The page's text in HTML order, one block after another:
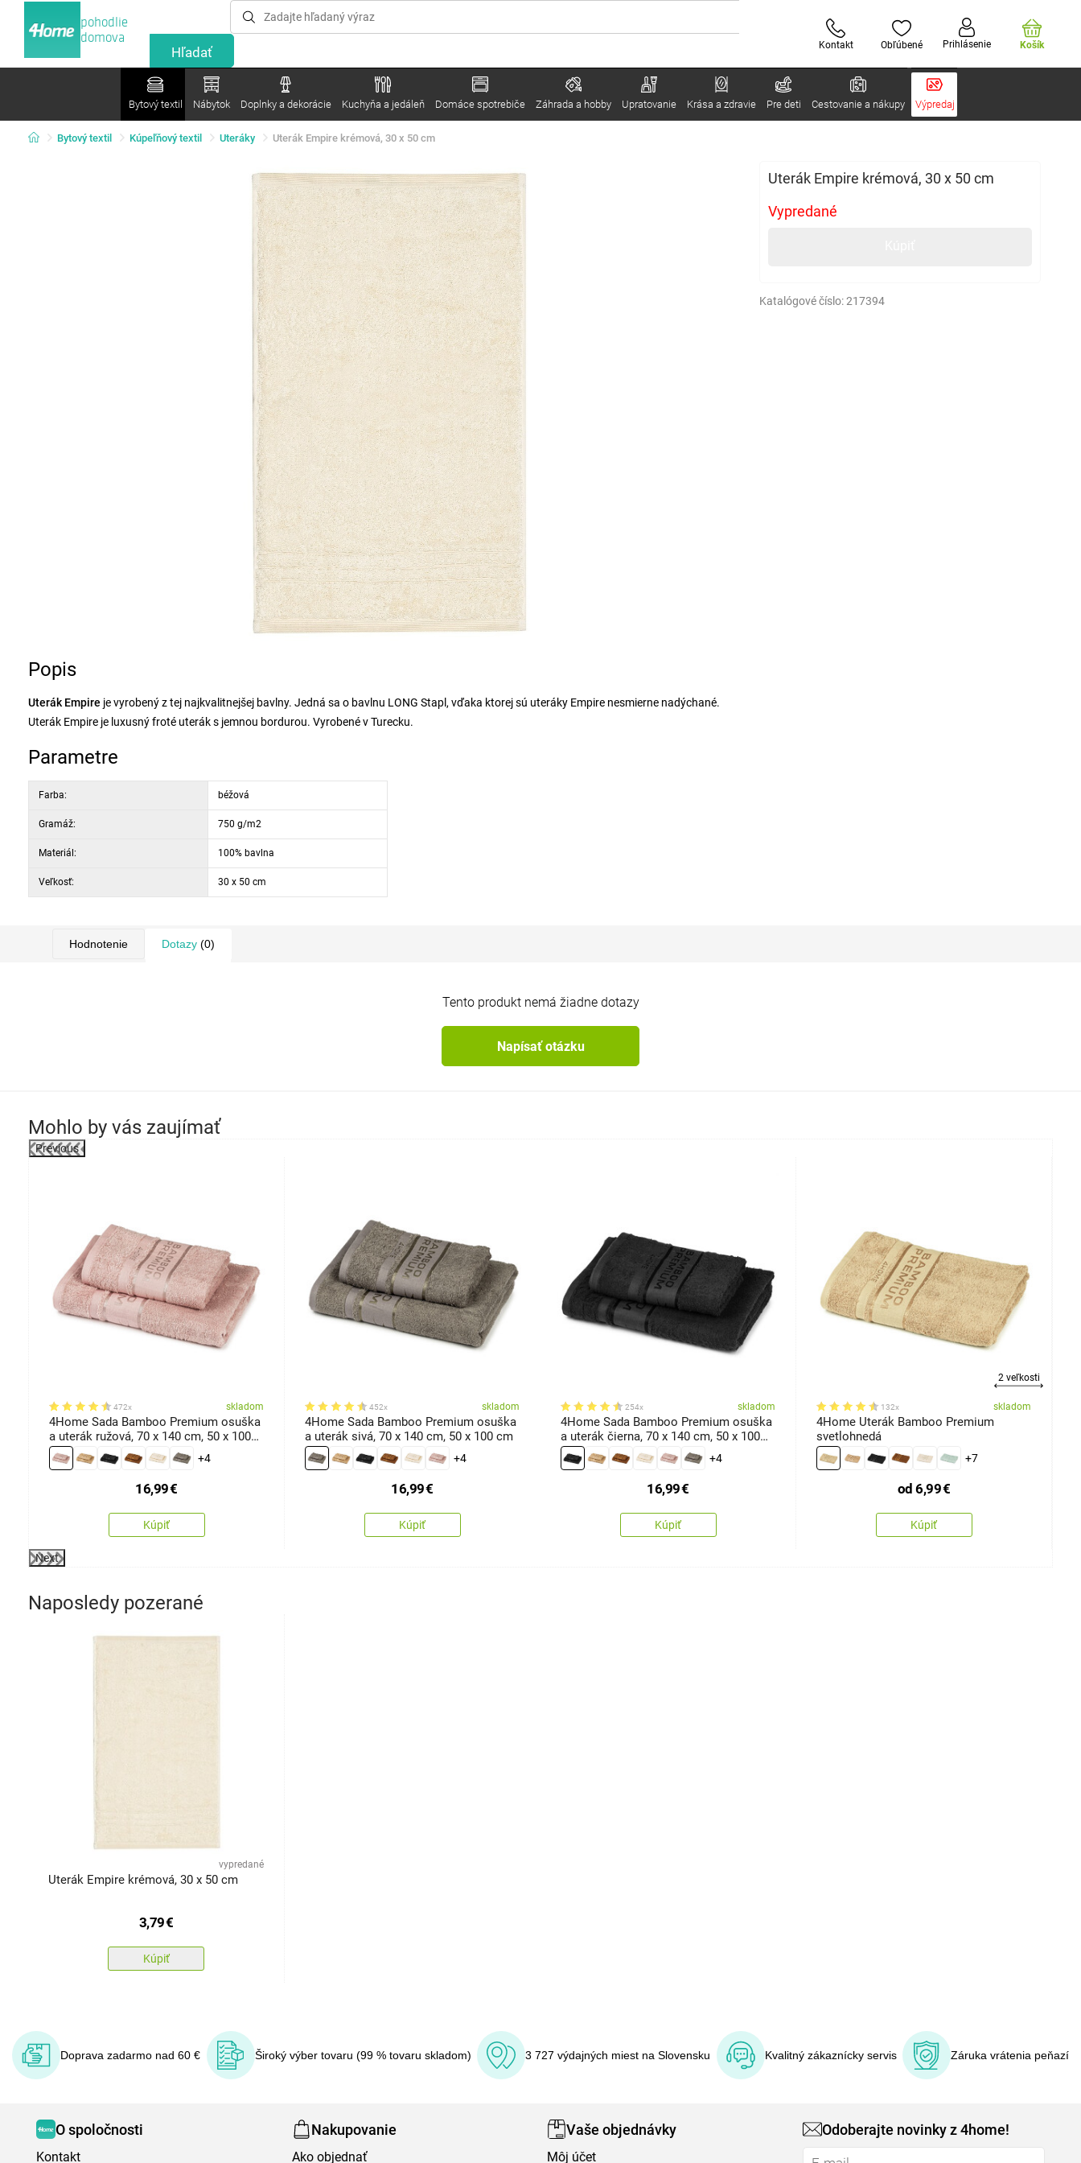
pohodlie
domova
Kontakt Obľúbené Prihlásenie Košík
Bytový textil Nábytok Doplnky a dekorácie Kuchyňa a jedáleň Domáce spotrebiče Záhrada a hobby Upratovanie Krása a zdravie Pre deti Cestovanie a nákupy Výpredaj
Bytový textil Kúpeľňový textil Uteráky Uterák Empire krémová, 30 x 50 cm
Uterák Empire krémová, 30 x 50 cm
Vypredané
Katalógové číslo:217394
Popis
Uterák Empire je vyrobený z tej najkvalitnejšej bavlny. Jedná sa o bavlnu LONG Stapl, vďaka ktorej sú uteráky Empire nesmierne nadýchané.
Uterák Empire je luxusný froté uterák s jemnou bordurou. Vyrobené v Turecku.
Parametre
Farba: béžová
Gramáž: 750 g/m2
Materiál: 100% bavlna
Veľkosť: 30 x 50 cm
Hodnotenie Dotazy (0)
Tento produkt nemá žiadne dotazy
Napísať otázku
Mohlo by vás zaujímať
Previous
472x skladom
4Home Sada Bamboo Premium osuška
a uterák ružová, 70 x 140 cm, 50 x 100
cm
+4
16,99€
Kúpiť
452x skladom
4Home Sada Bamboo Premium osuška
a uterák sivá, 70 x 140 cm, 50 x 100 cm
+4
16,99€
Kúpiť
254x skladom
4Home Sada Bamboo Premium osuška
a uterák čierna, 70 x 140 cm, 50 x 100
cm
+4
16,99€
Kúpiť
2 veľkosti
132x skladom
4Home Uterák Bamboo Premium
svetlohnedá
+7
od 6,99€
Kúpiť
Next
Naposledy pozerané
vypredané
Uterák Empire krémová, 30 x 50 cm
3,79€
Kúpiť
Doprava zadarmo nad 60 € Široký výber tovaru (99 % tovaru skladom) 3 727 výdajných miest na Slovensku Kvalitný zákaznícky servis Záruka vrátenia peňazí
O spoločnosti
Kontakt
Nakupovanie
Ako objednať
Vaše objednávky
Môj účet
Odoberajte novinky z 4home!